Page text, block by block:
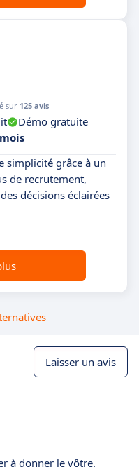
sur 125 avis
Démo gratuite
simplicité grâce à un
de recrutement,
décisions éclairées
Laisser un avis
à donner le vôtre.